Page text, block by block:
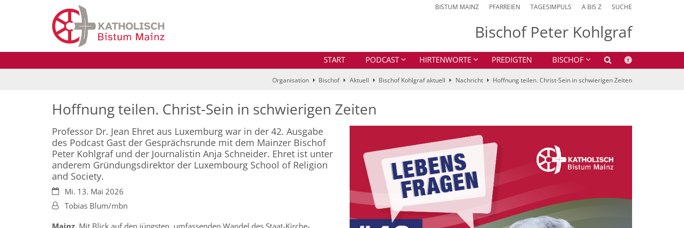
BISTUM MAINZ PFARREIEN TAGESIMPULS A BIS Z SUCHE
Bischof Peter Kohlgraf
START PODCAST HIRTENWORTE PREDIGTEN BISCHOF
Organisation Bischof Aktuell Bischof Kohlgraf aktuell Nachricht Hoffnung teilen. Christ-Sein in schwierigen Zeiten
Hoffnung teilen. Christ-Sein in schwierigen Zeiten
Professor Dr. Jean Ehret aus Luxemburg war in der 42. Ausgabe
des Podcast Gast der Gesprächsrunde mit dem Mainzer Bischof
Peter Kohlgraf und der Journalistin Anja Schneider. Ehret ist unter
anderem Gründungsdirektor der Luxembourg School of Religion
and Society.
Datum:Mi. 13. Mai 2026
Von:Tobias Blum/mbn